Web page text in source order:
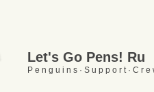
Let's Go Pens! Ru
P e n g u i n s · S u p p o r t · C r e